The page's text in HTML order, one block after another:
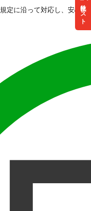
リスト
定に沿って対応し、安心